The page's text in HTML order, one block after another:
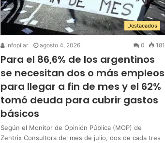
Destacados
infopilar agosto 4, 2026 0 181
Para el 86,6% de los argentinos
se necesitan dos o más empleos
para llegar a fin de mes y el 62%
tomó deuda para cubrir gastos
básicos
Según el Monitor de Opinión Pública (MOP) de
Zentrix Consultora del mes de julio, dos de cada tres